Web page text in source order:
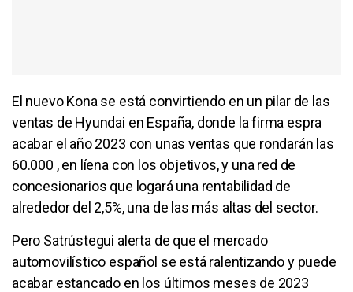
El nuevo Kona se está convirtiendo en un pilar de las
ventas de Hyundai en España, donde la firma espra
acabar el año 2023 con unas ventas que rondarán las
60.000 , en líena con los objetivos, y una red de
concesionarios que logará una rentabilidad de
alrededor del 2,5%, una de las más altas del sector.
Pero Satrústegui alerta de que el mercado
automovilístico español se está ralentizando y puede
acabar estancado en los últimos meses de 2023